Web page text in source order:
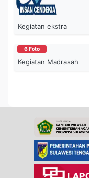
Kegiatan ekstra
Kegiatan Madrasah
6 Foto